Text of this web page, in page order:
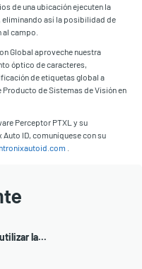
de una ubicación ejecuten la
así la posibilidad de
campo.
Global aproveche nuestra
óptico de caracteres,
de etiquetas global a
Producto de Sistemas de Visión en
Perceptor PTXL y su
ID, comuníquese con su
la...